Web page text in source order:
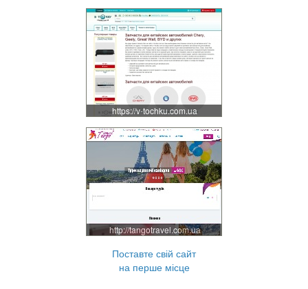
https://v-tochku.com.ua
http://tangotravel.com.ua
Поставте свій сайт
на перше місце